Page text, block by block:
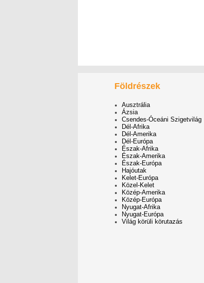
Földrészek
Ausztrália
Ázsia
Csendes-Óceáni Szigetvilág
Dél-Afrika
Dél-Amerika
Dél-Európa
Észak-Afrika
Észak-Amerika
Észak-Európa
Hajóutak
Kelet-Európa
Közel-Kelet
Közép-Amerika
Közép-Európa
Nyugat-Afrika
Nyugat-Európa
Világ körüli körutazás